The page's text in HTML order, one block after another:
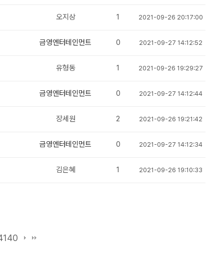
오지상 1 2021-09-26 20:17:00
금영엔터테인먼트 0 2021-09-27 14:12:52
유형동 1 2021-09-26 19:29:27
금영엔터테인먼트 0 2021-09-27 14:12:44
장세원 2 2021-09-26 19:21:42
금영엔터테인먼트 0 2021-09-27 14:12:34
김은혜 1 2021-09-26 19:10:33